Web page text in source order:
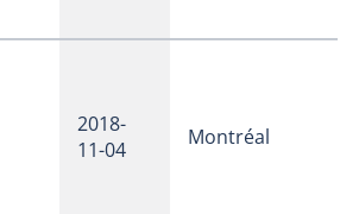
2018-
11-04
Montréal